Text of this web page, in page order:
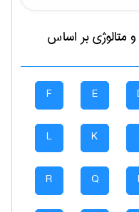
متالوژیبر اساس
E
F
K
L
Q
R